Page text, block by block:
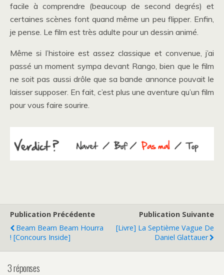
facile à comprendre (beaucoup de second degrés) et
certaines scènes font quand même un peu flipper. Enfin,
je pense. Le film est très adulte pour un dessin animé.
Même si l’histoire est assez classique et convenue, j’ai
passé un moment sympa devant Rango, bien que le film
ne soit pas aussi drôle que sa bande annonce pouvait le
laisser supposer. En fait, c’est plus une aventure qu’un film
pour vous faire sourire.
Publication Précédente
Beam Beam Beam Hourra
! [Concours Inside]
Publication Suivante
[Livre] La Septième Vague De
Daniel Glattauer
3 réponses